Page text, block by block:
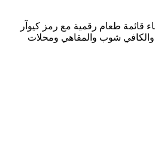
قائمة طعام رقمية مع رمز كيوآر
والكافي شوب والمقاهي ومحلات